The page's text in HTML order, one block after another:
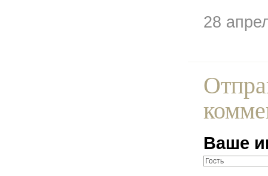
28
Ваше